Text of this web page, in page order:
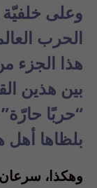
وعلى خلفيّة
الحرب
هذا الجزء
بين هذين
“حربًا
بلظاها أهل
وهكذا، سرعان